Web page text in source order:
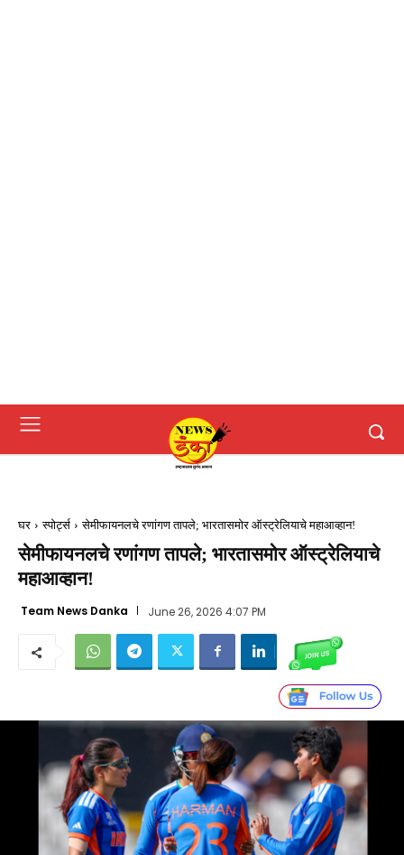
घर स्पोर्ट्स सेमीफायनलचे रणांगण तापले; भारतासमोर ऑस्ट्रेलियाचे महाआव्हान!
सेमीफायनलचे रणांगण तापले; भारतासमोर ऑस्ट्रेलियाचे
महाआव्हान!
Team News Danka June 26, 2026 4:07 PM